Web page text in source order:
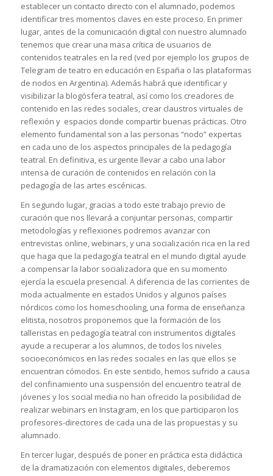
establecer un contacto directo con el alumnado, podemos
identificar tres momentos claves en este proceso. En primer
lugar, antes de la comunicación digital con nuestro alumnado
tenemos que crear una masa crítica de usuarios de
contenidos teatrales en la red (ved por ejemplo los grupos de
Telegram de teatro en educación en España o las plataformas
de nodos en Argentina). Además habrá que identificar y
visibilizar la blogósfera teatral, así como los creadores de
contenido en las redes sociales, crear claustros virtuales de
reflexión y espacios donde compartir buenas prácticas. Otro
elemento fundamental son a las personas “nodo” expertas
en cada uno de los aspectos principales de la pedagogía
teatral. En definitiva, es urgente llevar a cabo una labor
intensa de curación de contenidos en relación con la
pedagogía de las artes escénicas.
En segundo lugar, gracias a todo este trabajo previo de
curación que nos llevará a conjuntar personas, compartir
metodologías y reflexiones podremos avanzar con
entrevistas online, webinars, y una socialización rica en la red
que haga que la pedagogía teatral en el mundo digital ayude
a compensar la labor socializadora que en su momento
ejercía la escuela presencial. A diferencia de las corrientes de
moda actualmente en estados Unidos y algunos países
nórdicos como los homeschooling, una forma de enseñanza
elitista, nosotros proponemos que la formación de los
talleristas en pedagogía teatral con instrumentos digitales
ayude a recuperar a los alumnos, de todos los niveles
socioeconómicos en las redes sociales en las que ellos se
encuentran cómodos. En este sentido, hemos sufrido a causa
del confinamiento una suspensión del encuentro teatral de
jóvenes y los social media no han ofrecido la posibilidad de
realizarwebinars en Instagram, en los que participaron los
profesores-directores de cada una de las propuestas y su
alumnado.
En tercer lugar, después de poner en práctica esta didáctica
de la dramatización con elementos digitales, deberemos